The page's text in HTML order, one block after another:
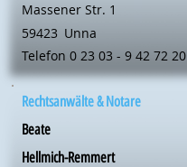
Massener Str. 1
59423 Unna
Telefon 0 23 03 - 9 42 72 20
Rechtsanwälte & Notare
Beate
Hellmich-Remmert